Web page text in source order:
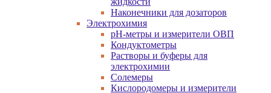
Наконечники для дозаторов
Электрохимия
pH-метры и измерители ОВП
Кондуктометры
Растворы и буферы для
электрохимии
Солемеры
Кислородомеры и измерители